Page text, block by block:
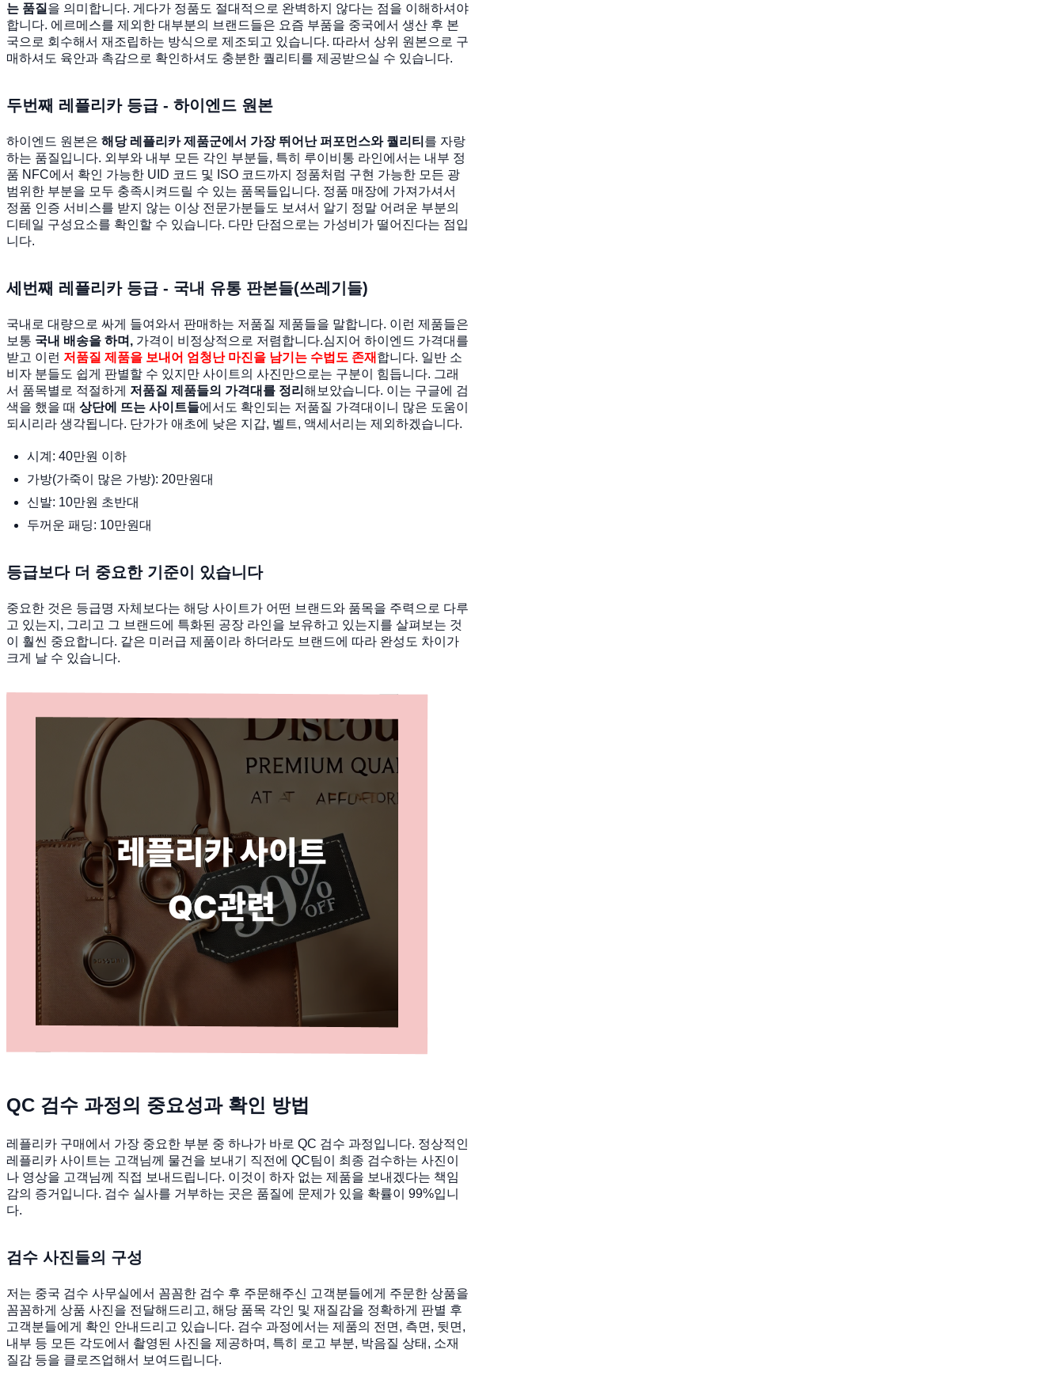
는 품질 을 의미합니다. 게다가 정품도 절대적으로 완벽하지 않다는 점을 이해하셔야
합니다. 에르메스를 제외한 대부분의 브랜드들은 요즘 부품을 중국에서 생산 후 본
국으로 회수해서 재조립하는 방식으로 제조되고 있습니다. 따라서 상위 원본으로 구
매하셔도 육안과 촉감으로 확인하셔도 충분한 퀄리티를 제공받으실 수 있습니다.
두번째 레플리카 등급 - 하이엔드 원본
하이엔드 원본은 해당 레플리카 제품군에서 가장 뛰어난 퍼포먼스와 퀄리티 를 자랑
하는 품질입니다. 외부와 내부 모든 각인 부분들, 특히 루이비통 라인에서는 내부 정
품 NFC에서 확인 가능한 UID 코드 및 ISO 코드까지 정품처럼 구현 가능한 모든 광
범위한 부분을 모두 충족시켜드릴 수 있는 품목들입니다. 정품 매장에 가져가셔서
정품 인증 서비스를 받지 않는 이상 전문가분들도 보셔서 알기 정말 어려운 부분의
디테일 구성요소를 확인할 수 있습니다. 다만 단점으로는 가성비가 떨어진다는 점입
니다.
세번째 레플리카 등급 - 국내 유통 판본들(쓰레기들)
국내로 대량으로 싸게 들여와서 판매하는 저품질 제품들을 말합니다. 이런 제품들은
보통 국내 배송을 하며, 가격이 비정상적으로 저렴합니다.심지어 하이엔드 가격대를
받고 이런 저품질 제품을 보내어 엄청난 마진을 남기는 수법도 존재 합니다. 일반 소
비자 분들도 쉽게 판별할 수 있지만 사이트의 사진만으로는 구분이 힘듭니다. 그래
서 품목별로 적절하게 저품질 제품들의 가격대를 정리 해보았습니다. 이는 구글에 검
색을 했을 때 상단에 뜨는 사이트들에서도 확인되는 저품질 가격대이니 많은 도움이
되시리라 생각됩니다. 단가가 애초에 낮은 지갑, 벨트, 액세서리는 제외하겠습니다.
시계: 40만원 이하
가방(가죽이 많은 가방): 20만원대
신발: 10만원 초반대
두꺼운 패딩: 10만원대
등급보다 더 중요한 기준이 있습니다
중요한 것은 등급명 자체보다는 해당 사이트가 어떤 브랜드와 품목을 주력으로 다루
고 있는지, 그리고 그 브랜드에 특화된 공장 라인을 보유하고 있는지를 살펴보는 것
이 훨씬 중요합니다. 같은 미러급 제품이라 하더라도 브랜드에 따라 완성도 차이가
크게 날 수 있습니다.
QC 검수 과정의 중요성과 확인 방법
레플리카 구매에서 가장 중요한 부분 중 하나가 바로 QC 검수 과정입니다. 정상적인
레플리카 사이트는 고객님께 물건을 보내기 직전에 QC팀이 최종 검수하는 사진이
나 영상을 고객님께 직접 보내드립니다. 이것이 하자 없는 제품을 보내겠다는 책임
감의 증거입니다. 검수 실사를 거부하는 곳은 품질에 문제가 있을 확률이 99%입니
다.
검수 사진들의 구성
저는 중국 검수 사무실에서 꼼꼼한 검수 후 주문해주신 고객분들에게 주문한 상품을
꼼꼼하게 상품 사진을 전달해드리고, 해당 품목 각인 및 재질감을 정확하게 판별 후
고객분들에게 확인 안내드리고 있습니다. 검수 과정에서는 제품의 전면, 측면, 뒷면,
내부 등 모든 각도에서 촬영된 사진을 제공하며, 특히 로고 부분, 박음질 상태, 소재
질감 등을 클로즈업해서 보여드립니다.